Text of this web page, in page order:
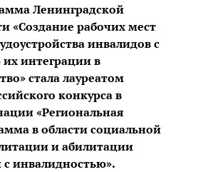
Ленинградской
«Создание рабочих мест
инвалидов с
интеграции в
стала лауреатом
конкурса в
«Региональная
в области социальной
и абилитации
инвалидностью».